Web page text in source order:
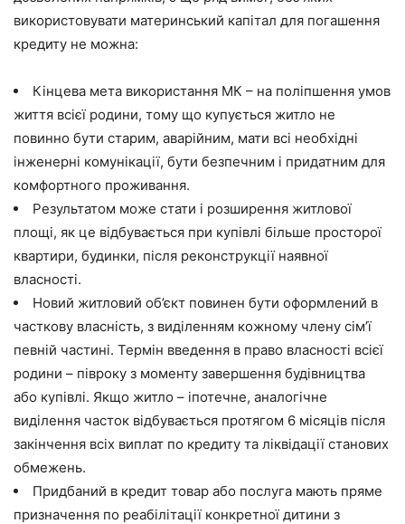
використовувати материнський капітал для погашення
кредиту не можна:
Кінцева мета використання МК – на поліпшення умов
життя всієї родини, тому що купується житло не
повинно бути старим, аварійним, мати всі необхідні
інженерні комунікації, бути безпечним і придатним для
комфортного проживання.
Результатом може стати і розширення житлової
площі, як це відбувається при купівлі більше просторої
квартири, будинки, після реконструкції наявної
власності.
Новий житловий об’єкт повинен бути оформлений в
часткову власність, з виділенням кожному члену сім’ї
певній частині. Термін введення в право власності всієї
родини – півроку з моменту завершення будівництва
або купівлі. Якщо житло – іпотечне, аналогічне
виділення часток відбувається протягом 6 місяців після
закінчення всіх виплат по кредиту та ліквідації станових
обмежень.
Придбаний в кредит товар або послуга мають пряме
призначення по реабілітації конкретної дитини з